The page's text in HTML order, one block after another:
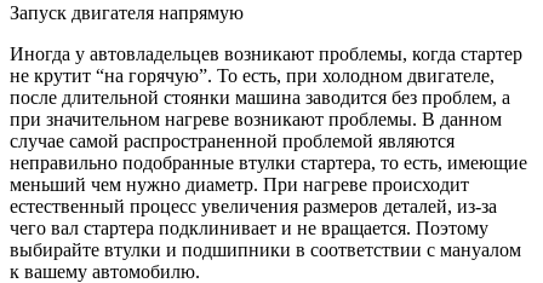
Запуск двигателя напрямую
Иногда у автовладельцев возникают проблемы, когда стартер
не крутит “на горячую”. То есть, при холодном двигателе,
после длительной стоянки машина заводится без проблем, а
при значительном нагреве возникают проблемы. В данном
случае самой распространенной проблемой являются
неправильно подобранные втулки стартера, то есть, имеющие
меньший чем нужно диаметр. При нагреве происходит
естественный процесс увеличения размеров деталей, из-за
чего вал стартера подклинивает и не вращается. Поэтому
выбирайте втулки и подшипники в соответствии с мануалом
к вашему автомобилю.